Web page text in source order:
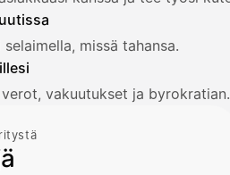
missä tahansa.
vakuutukset ja byrokratian.